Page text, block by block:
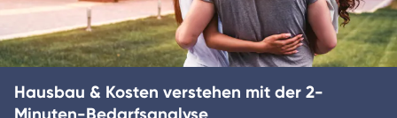
Was kostet ein Fertighaus-
Fachwerkhaus als Neubau?
Hausbau & Kosten verstehen mit der 2-
Minuten-Bedarfsanalyse